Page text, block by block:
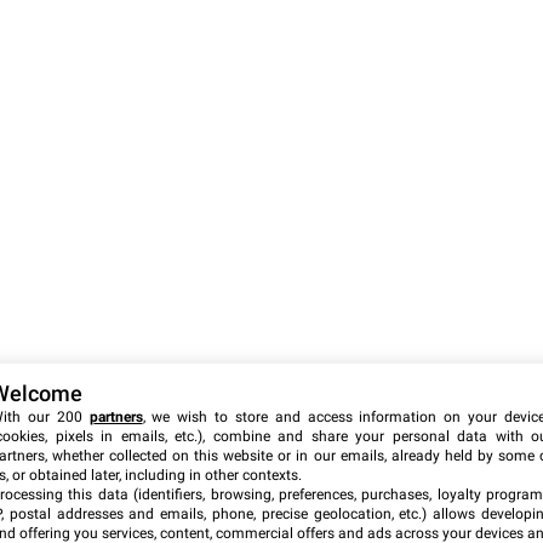
our 200 partners, we wish to store and access information on your
pixels in emails, etc.), combine and share your personal data with
whether collected on this website or in our emails, already held by some
or obtained later, including in other contexts.
this data (identifiers, browsing, preferences, purchases, loyalty
postal addresses and emails, phone, precise geolocation, etc.) allows
offering you services, content, commercial offers and ads across your devices